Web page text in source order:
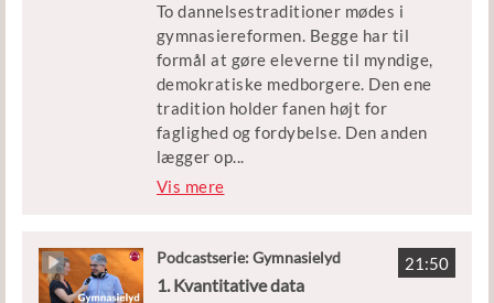
der kan ses som en indgriben i privat
praksis. Hvordan udvikler man et
meningsfuldt og effektivt
kvalitetssystem?
Gæsterne i dag er Christian Moldt,
kvalitetschef på
Professionshøjskolen Absalon, og
To dannelsestraditioner mødes i
gymnasiereformen. Begge har til
formål at gøre eleverne til myndige,
demokratiske medborgere. Den ene
tradition holder fanen højt for
faglighed og fordybelse. Den anden
lægger op...
til at eleverne skal arbejde
migration og demokrati.
Vis mere
21:50
Podcastserie: Gymnasielyd
1. Kvantitative data